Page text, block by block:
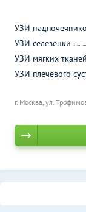
г. Москва, ул.
УЗИ
УЗИ селезенки
УЗИ мягких тканей
УЗИ плечевого